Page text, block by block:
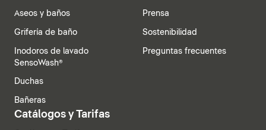
Aseos y baños
Grifería de baño
Inodoros de lavado
SensoWash®
Duchas
Bañeras
Prensa
Sostenibilidad
Preguntas frecuentes
Catálogos y Tarifas